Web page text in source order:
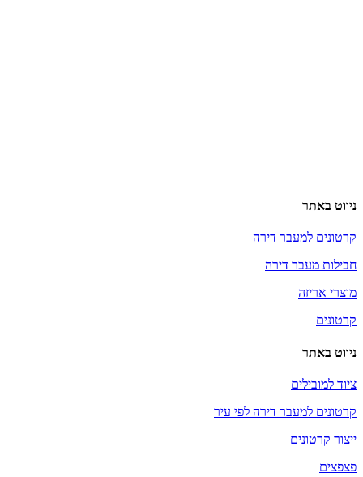
ניווט באתר
קרטונים למעבר דירה
חבילות מעבר דירה
מוצרי אריזה
קרטונים
ניווט באתר
ציוד למובילים
קרטונים למעבר דירה לפי עיר
ייצור קרטונים
פצפצים